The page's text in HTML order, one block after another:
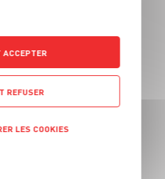
ACCEPTER
REFUSER
LES COOKIES